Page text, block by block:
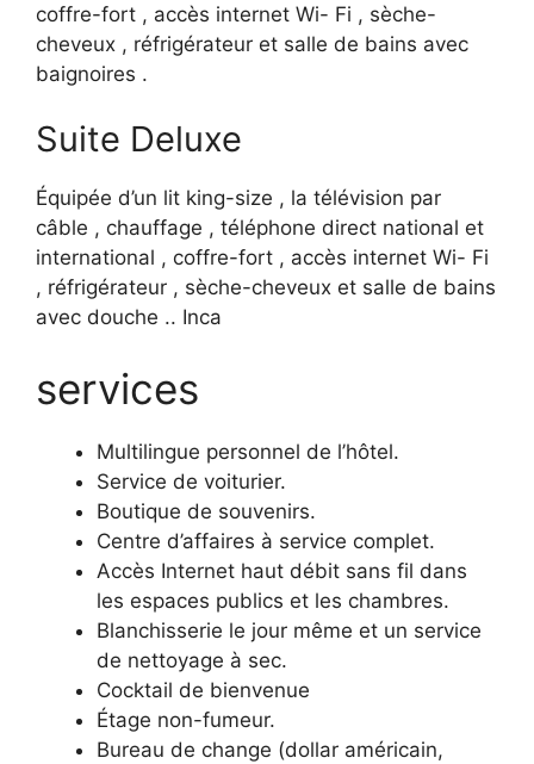
coffre-fort , accès internet Wi- Fi , sèche-
cheveux , réfrigérateur et salle de bains avec
baignoires .
Suite Deluxe
Équipée d’un lit king-size , la télévision par
câble , chauffage , téléphone direct national et
international , coffre-fort , accès internet Wi- Fi
, réfrigérateur , sèche-cheveux et salle de bains
avec douche .. Inca
services
Multilingue personnel de l’hôtel.
Service de voiturier.
Boutique de souvenirs.
Centre d’affaires à service complet.
Accès Internet haut débit sans fil dans
les espaces publics et les chambres.
Blanchisserie le jour même et un service
de nettoyage à sec.
Cocktail de bienvenue
Étage non-fumeur.
Bureau de change (dollar américain,